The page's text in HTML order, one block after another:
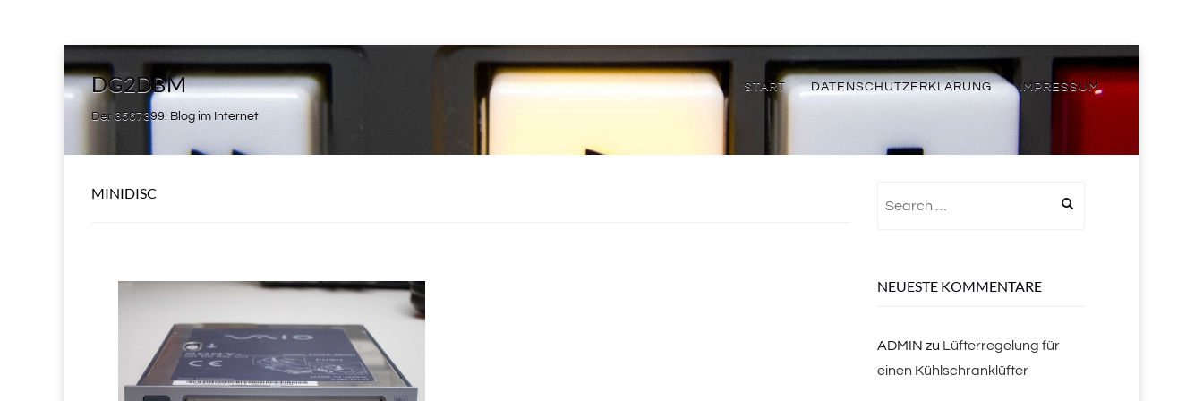
DG2DBM
Der 3567399. Blog im Internet
START DATENSCHUTZERKLÄRUNG IMPRESSUM
MINIDISC
NEUESTE KOMMENTARE
ADMIN zu Lüfterregelung für
einen Kühlschranklüfter